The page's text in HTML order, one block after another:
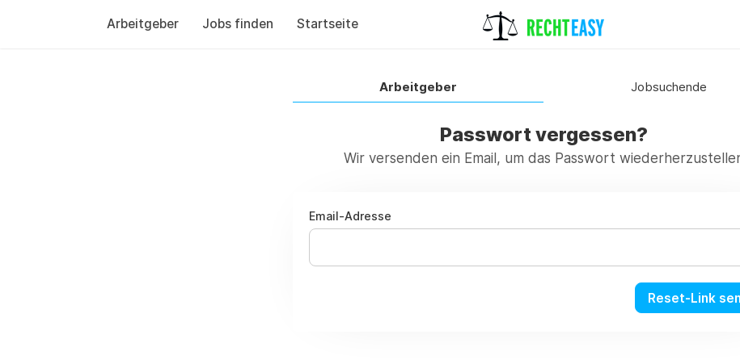
Arbeitgeber Jobs finden Startseite
Arbeitgeber Jobsuchende
Passwort vergessen?
Wir versenden ein Email, um das Passwort
Email-Adresse
Reset-Link